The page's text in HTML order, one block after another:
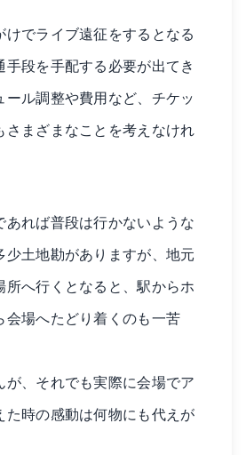
けでライブ遠征をするとなる
手段を手配する必要が出てき
ール調整や費用など、チケッ
さまざまなことを考えなけれ
あれば普段は行かないような
少土地勘がありますが、地元
所へ行くとなると、駅からホ
会場へたどり着くのも一苦
が、それでも実際に会場でア
た時の感動は何物にも代えが